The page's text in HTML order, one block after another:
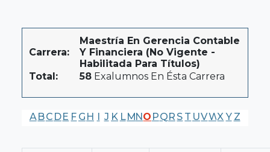
Carrera:
Maestría En Gerencia Contable
Y Financiera (No Vigente -
Habilitada Para Títulos)
Total:
58 Exalumnos En Ésta Carrera
A BC DE F G H I J K LMNO PQR S T UVWX Y Z